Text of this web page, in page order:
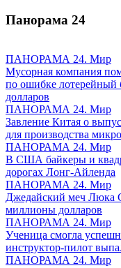
Панорама 24
ПАНОРАМА 24. Мир
Мусорная компания
по ошибке
долларов
ПАНОРАМА 24. Мир
Завление Китая о
для производства
ПАНОРАМА 24. Мир
В США байкеры и
дорогах Лонг-Айленда
ПАНОРАМА 24. Мир
Джедайский меч Люка
миллионы долларов
ПАНОРАМА 24. Мир
Ученица смогла
инструктор-пилот
ПАНОРАМА 24. Мир